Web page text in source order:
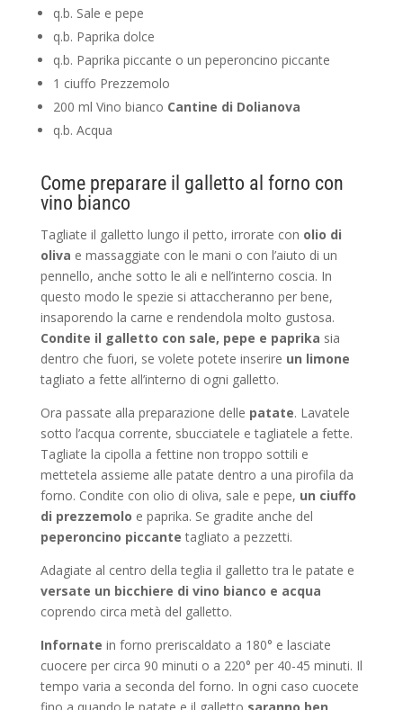
q.b. Sale e pepe
q.b. Paprika dolce
q.b. Paprika piccante o un peperoncino piccante
1 ciuffo Prezzemolo
200 ml Vino bianco Cantine di Dolianova
q.b. Acqua
Come preparare il galletto al forno con
vino bianco
Tagliate il galletto lungo il petto, irrorate con olio di
oliva e massaggiate con le mani o con l’aiuto di un
pennello, anche sotto le ali e nell’interno coscia. In
questo modo le spezie si attaccheranno per bene,
insaporendo la carne e rendendola molto gustosa.
Condite il galletto con sale, pepe e paprika sia
dentro che fuori, se volete potete inserire un limone
tagliato a fette all’interno di ogni galletto.
Ora passate alla preparazione delle patate. Lavatele
sotto l’acqua corrente, sbucciatele e tagliatele a fette.
Tagliate la cipolla a fettine non troppo sottili e
mettetela assieme alle patate dentro a una pirofila da
forno. Condite con olio di oliva, sale e pepe, un ciuffo
di prezzemolo e paprika. Se gradite anche del
peperoncino piccante tagliato a pezzetti.
Adagiate al centro della teglia il galletto tra le patate e
versate un bicchiere di vino bianco e acqua
coprendo circa metà del galletto.
Infornate in forno preriscaldato a 180° e lasciate
cuocere per circa 90 minuti o a 220° per 40-45 minuti. Il
tempo varia a seconda del forno. In ogni caso cuocete